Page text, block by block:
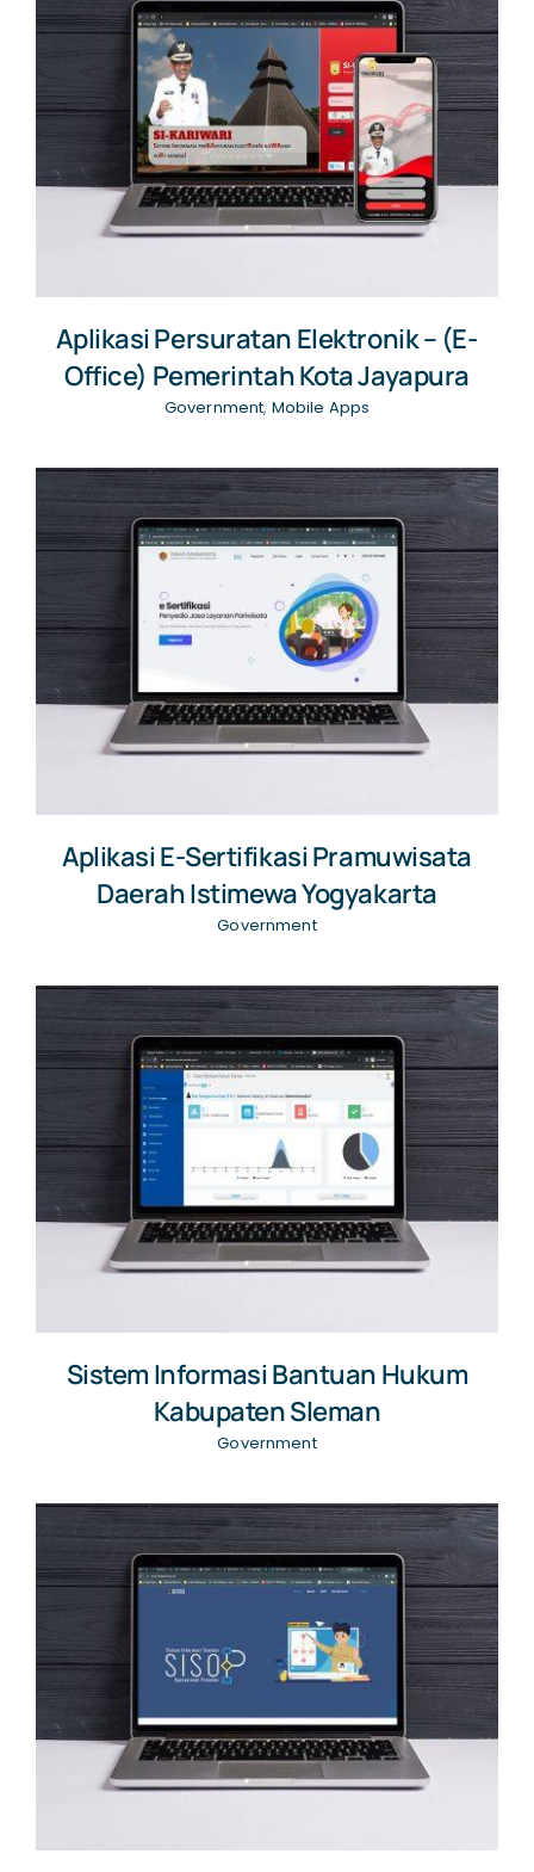
NEWS
CONTACT US
Aplikasi Persuratan Elektronik – (E-
Office) Pemerintah Kota Jayapura
Government, Mobile Apps
Aplikasi E-Sertifikasi Pramuwisata
Daerah Istimewa Yogyakarta
Government
Sistem Informasi Bantuan Hukum
Kabupaten Sleman
Government